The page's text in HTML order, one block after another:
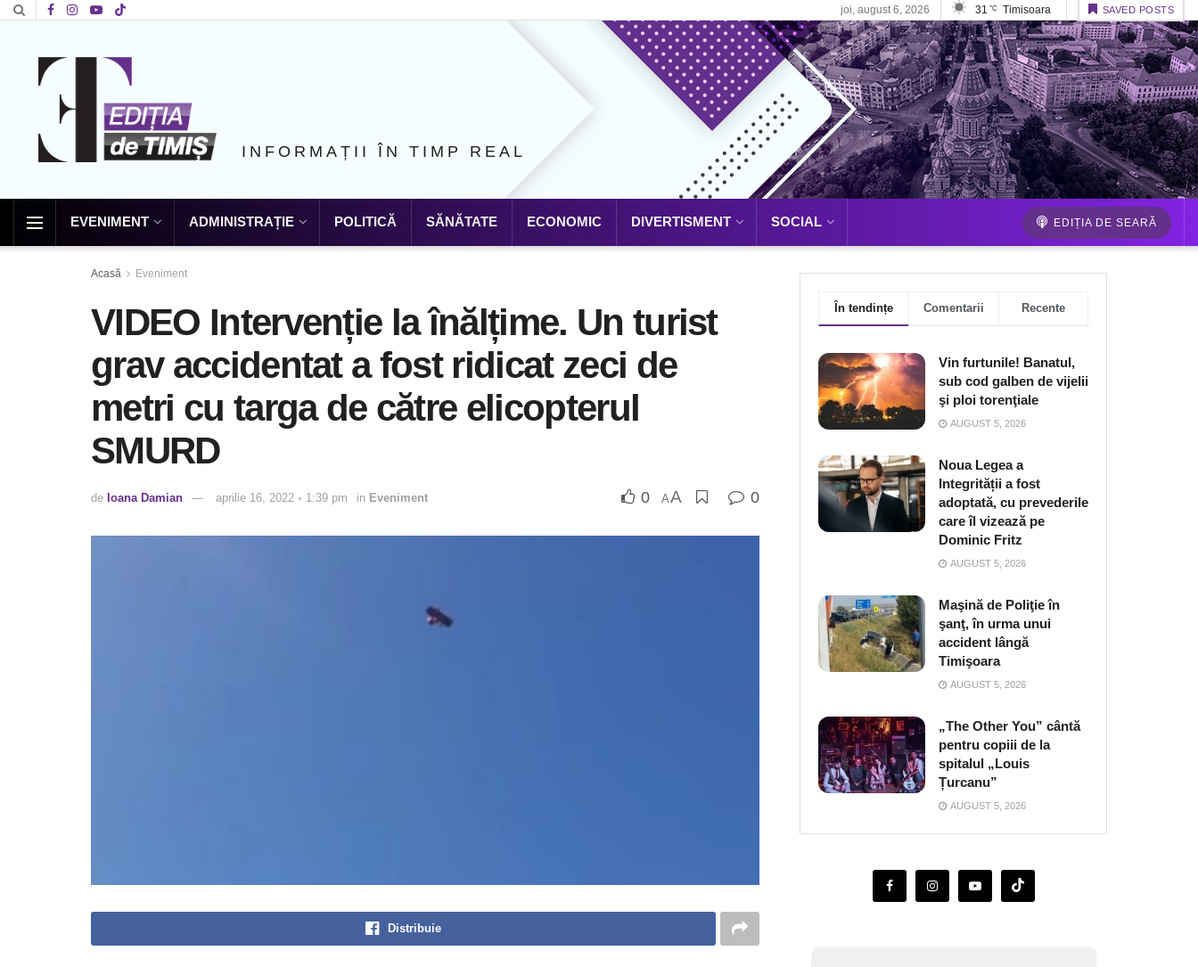
joi, august 6, 2026 31 °C Timisoara SAVED POSTS
INFORMAȚII ÎN TIMP REAL
EVENIMENT ADMINISTRAȚIE POLITICĂ SĂNĂTATE ECONOMIC DIVERTISMENT SOCIAL EDIȚIA DE SEARĂ
Acasă Eveniment
VIDEO Intervenție la înălțime. Un turist
grav accidentat a fost ridicat zeci de
metri cu targa de către elicopterul
SMURD
de Ioana Damian aprilie 16, 2022 ◦ 1:39 pm in Eveniment 0 AA 0
Distribuie
În tendințe Comentarii Recente
Vin furtunile! Banatul,
sub cod galben de vijelii
şi ploi torenţiale
AUGUST 5, 2026
Noua Legea a
Integrității a fost
adoptată, cu prevederile
care îl vizează pe
Dominic Fritz
AUGUST 5, 2026
Maşină de Poliţie în
şanţ, în urma unui
accident lângă
Timişoara
AUGUST 5, 2026
„The Other You” cântă
pentru copiii de la
spitalul „Louis
Țurcanu”
AUGUST 5, 2026